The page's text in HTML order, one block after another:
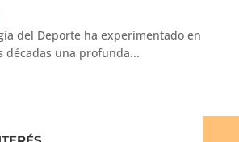
del Deporte ha experimentado en
décadas una profunda...